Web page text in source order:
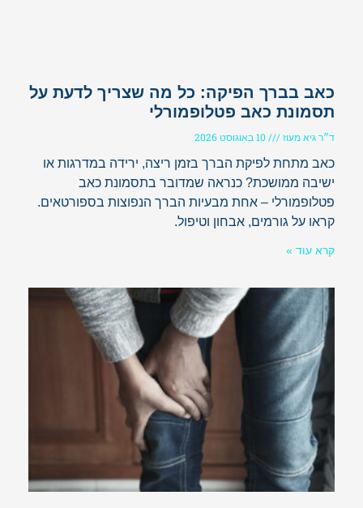
כאב בברך הפיקה: כל מה שצריך לדעת על
תסמונת כאב פטלופמורלי
ד״ר גיא מעוז
כאב מתחת לפיקת הברך בזמן ריצה, ירידה במדרגות או
ישיבה ממושכת? כנראה שמדובר בתסמונת כאב
פטלופמורלי – אחת מבעיות הברך הנפוצות בספורטאים.
קראו על גורמים, אבחון וטיפול.
קרא עוד »